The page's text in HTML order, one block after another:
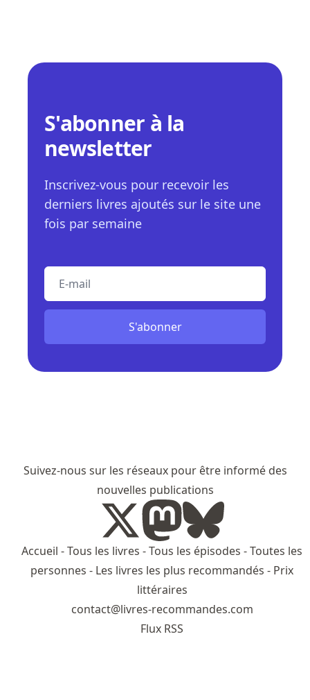
S'abonner à la
newsletter
Inscrivez-vous pour recevoir les
derniers livres ajoutés sur le site une
fois par semaine
S'abonner
Suivez-nous sur les réseaux pour être informé des
nouvelles publications
Accueil -Tous les livres -Tous les épisodes -Toutes les
personnes - Les livres les plus recommandés - Prix
littéraires
contact@livres-recommandes.com
Flux RSS